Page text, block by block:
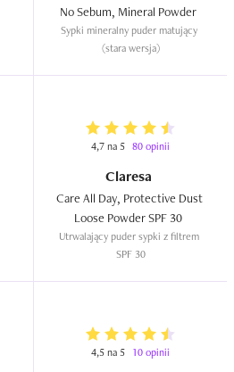
Sypki mineralny puder matujący
(stara wersja)
4,7 na 5 80 opinii
Claresa
Care All Day, Protective Dust
Utrwalający puder sypki z filtrem
SPF 30
4,5 na 5 10 opinii